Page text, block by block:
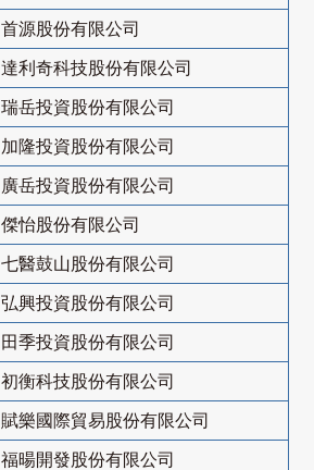
首源股份有限公司
達利奇科技股份有限公司
瑞岳投資股份有限公司
加隆投資股份有限公司
廣岳投資股份有限公司
傑怡股份有限公司
七醫鼓山股份有限公司
弘興投資股份有限公司
田季投資股份有限公司
初衡科技股份有限公司
賦樂國際貿易股份有限公司
福暘開發股份有限公司